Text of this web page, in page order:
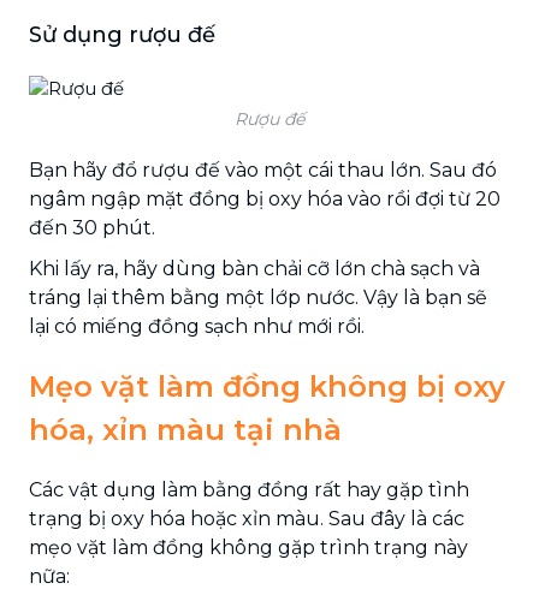
Sử dụng rượu đế
Rượu đế
Bạn hãy đổ rượu đế vào một cái thau lớn. Sau đó
ngâm ngập mặt đồng bị oxy hóa vào rồi đợi từ 20
đến 30 phút.
Khi lấy ra, hãy dùng bàn chải cỡ lớn chà sạch và
tráng lại thêm bằng một lớp nước. Vậy là bạn sẽ
lại có miếng đồng sạch như mới rồi.
Mẹo vặt làm đồng không bị oxy
hóa, xỉn màu tại nhà
Các vật dụng làm bằng đồng rất hay gặp tình
trạng bị oxy hóa hoặc xỉn màu. Sau đây là các
mẹo vặt làm đồng không gặp trình trạng này
nữa: